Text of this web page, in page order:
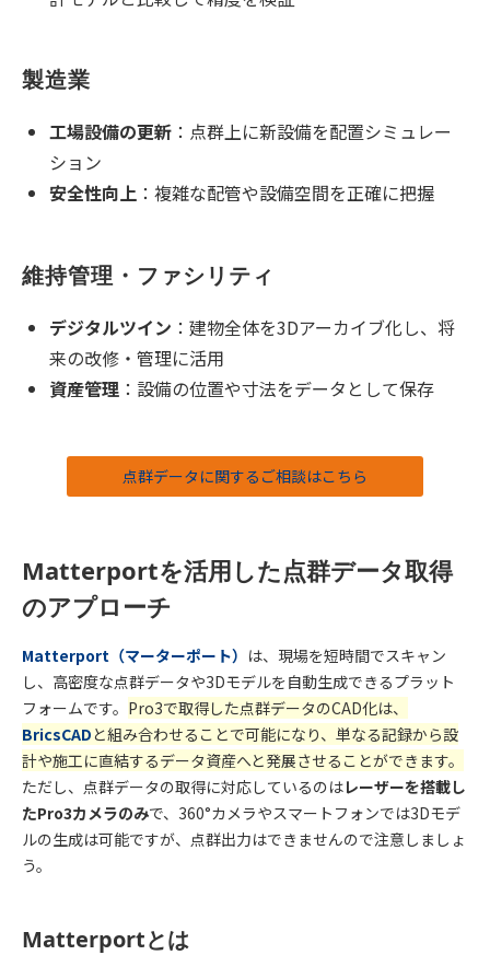
製造業
工場設備の更新 ：点群上に新設備を配置シミュレー
ション
安全性向上 ：複雑な配管や設備空間を正確に把握
維持管理・ファシリティ
デジタルツイン ：建物全体を3Dアーカイブ化し、将
来の改修・管理に活用
資産管理 ：設備の位置や寸法をデータとして保存
点群データに関するご相談はこちら
Matterportを活用した点群データ取得
のアプローチ
Matterport（マーターポート） は、現場を短時間でスキャン
し、高密度な点群データや3Dモデルを自動生成できるプラット
フォームです。 Pro3で取得した点群データのCAD化は、
BricsCADと組み合わせることで可能になり、単なる記録から設
計や施工に直結するデータ資産へと発展させることができます。
ただし、点群データの取得に対応しているのはレーザーを搭載し
たPro3カメラのみで、360°カメラやスマートフォンでは3Dモデ
ルの生成は可能ですが、点群出力はできませんので注意しましょ
う。
Matterportとは